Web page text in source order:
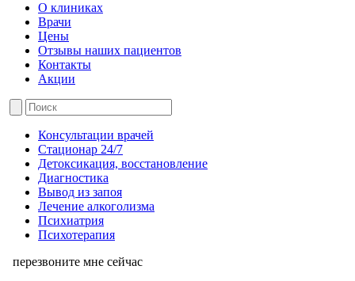
О клиниках
Врачи
Цены
Отзывы наших пациентов
Контакты
Акции
Консультации врачей
Стационар 24/7
Детоксикация, восстановление
Диагностика
Вывод из запоя
Лечение алкоголизма
Психиатрия
Психотерапия
перезвоните мне сейчас